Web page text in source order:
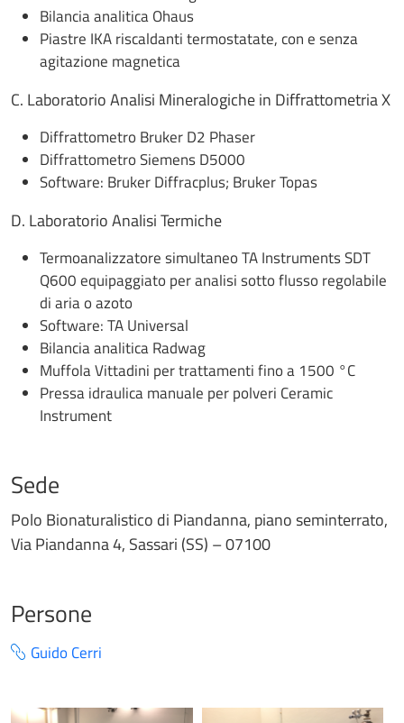
Bilancia analitica Ohaus
Piastre IKA riscaldanti termostatate, con e senza
agitazione magnetica
C. Laboratorio Analisi Mineralogiche in Diffrattometria X
Diffrattometro Bruker D2 Phaser
Diffrattometro Siemens D5000
Software: Bruker Diffracplus; Bruker Topas
D. Laboratorio Analisi Termiche
Termoanalizzatore simultaneo TA Instruments SDT
Q600 equipaggiato per analisi sotto flusso regolabile
di aria o azoto
Software: TA Universal
Bilancia analitica Radwag
Muffola Vittadini per trattamenti fino a 1500 °C
Pressa idraulica manuale per polveri Ceramic
Instrument
Sede
Polo Bionaturalistico di Piandanna, piano seminterrato,
Via Piandanna 4, Sassari (SS) – 07100
Persone
Guido Cerri